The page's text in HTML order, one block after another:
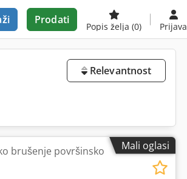
Prodati
Popis želja (0) Prijava
Relevantnost
Mali oglasi
brušenje površinsko